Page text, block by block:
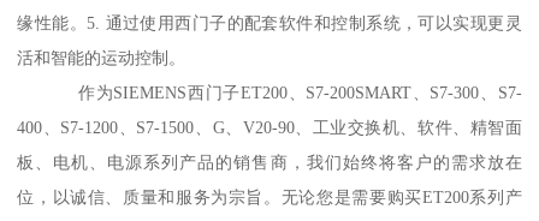
缘性能。5. 通过使用西门子的配套软件和控制系统，可以实现更灵
活和智能的运动控制。
作为SIEMENS西门子ET200、S7-200SMART、S7-300、S7-
400、S7-1200、S7-1500、G、V20-90、工业交换机、软件、精智面
板、电机、电源系列产品的销售商，我们始终将客户的需求放在
位，以诚信、质量和服务为宗旨。无论您是需要购买ET200系列产